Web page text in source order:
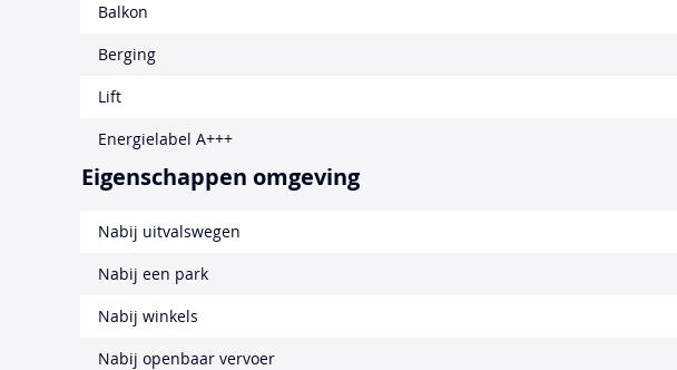
Balkon
Berging
Lift
Energielabel A+++
Eigenschappen omgeving
Nabij uitvalswegen
Nabij een park
Nabij winkels
Nabij openbaar vervoer